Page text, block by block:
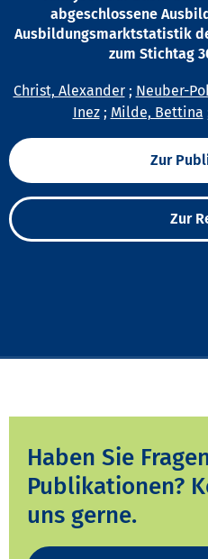
abgeschlossene
Ausbildungsmarktstatistik
zum Stichtag
Christ, Alexander; Neuber-
Inez; Milde, Bettina
Zur
Zur
Haben Sie
Publikationen?
uns gerne.